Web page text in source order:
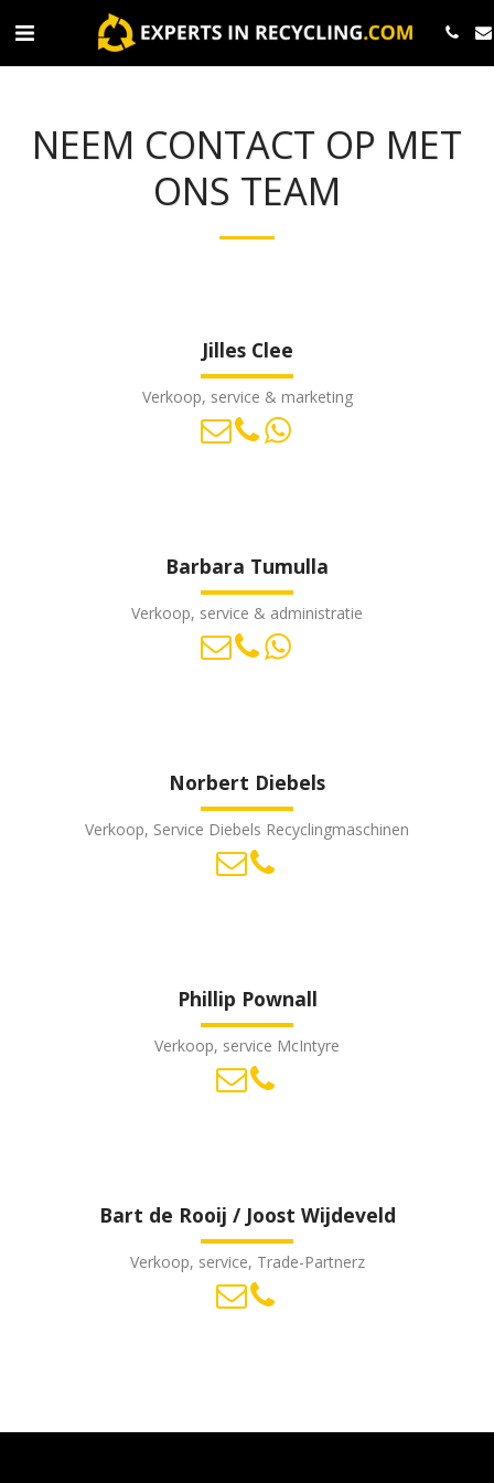
NEEM CONTACT OP MET
ONS TEAM
Jilles Clee
Verkoop, service & marketing
Barbara Tumulla
Verkoop, service & administratie
Norbert Diebels
Verkoop, Service Diebels Recyclingmaschinen
Phillip Pownall
Verkoop, service McIntyre
Bart de Rooij / Joost Wijdeveld
Verkoop, service, Trade-Partnerz